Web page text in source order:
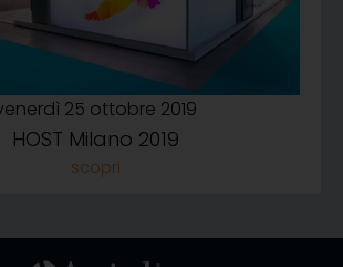
25 ottobre 2019
HOST Milano 2019